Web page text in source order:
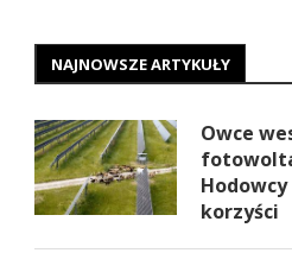
NAJNOWSZE ARTYKUŁY
Owce
korzyści